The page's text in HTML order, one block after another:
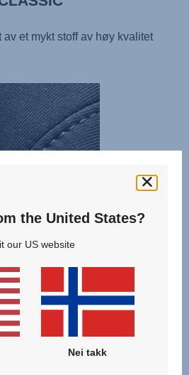
av et mykt stoff av høy kvalitet
høykvalitetsstoff
STYLE
overlegen luftsirkulasjon
the United States?
our US website
Nei takk